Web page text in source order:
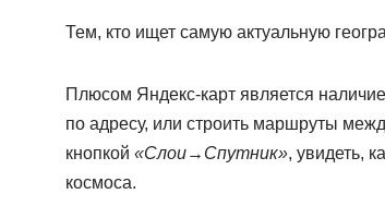
Тем, кто ищет самую актуальную
Плюсом Яндекс-карт является
по адресу, или строить маршруты
кнопкой «Слои→Спутник», увидеть,
космоса.